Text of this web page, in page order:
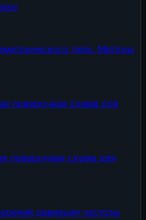
типа. Методы
поверочная схема для
поверочная схема для
девиации частоты